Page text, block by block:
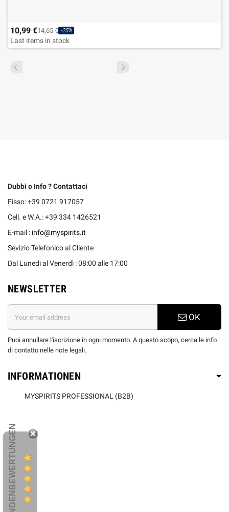
10,99 €14,65 € -25%
Last items in stock
Dubbi o Info ? Contattaci
Fisso: +39 0721 917057
Cell. e W.A.: +39 334 1426521
E-mail : info@myspirits.it
Sevizio Telefonico al Cliente
Dal Lunedi al Venerdì : 08:00 alle 17:00
NEWSLETTER
OK
Puoi annullare l'iscrizione in ogni momento. A questo scopo, cerca le info
di contatto nelle note legali.
INFORMATIONEN
MYSPIRITS PROFESSIONAL (B2B)
KUNDENBEWERTUNGEN